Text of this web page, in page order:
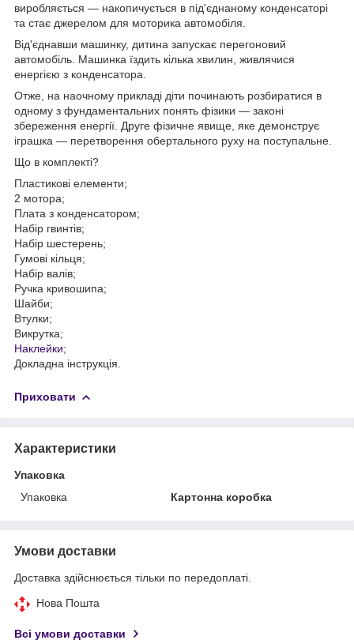
виробляється — накопичується в під'єднаному конденсаторі
та стає джерелом для моторика автомобіля.
Від'єднавши машинку, дитина запускає перегоновий
автомобіль. Машинка їздить кілька хвилин, живлячися
енергією з конденсатора.
Отже, на наочному прикладі діти починають розбиратися в
одному з фундаментальних понять фізики — законі
збереження енергії. Друге фізичне явище, яке демонструє
іграшка — перетворення обертального руху на поступальне.
Що в комплекті?
Пластикові елементи;
2 мотора;
Плата з конденсатором;
Набір гвинтів;
Набір шестерень;
Гумові кільця;
Набір валів;
Ручка кривошипа;
Шайби;
Втулки;
Викрутка;
Наклейки;
Докладна інструкція.
Приховати
Характеристики
Упаковка
Упаковка
Картонна коробка
Умови доставки
Доставка здійснюється тільки по передоплаті.
Нова Пошта
Всі умови доставки